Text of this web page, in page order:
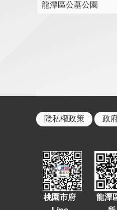
龍潭區公墓公園
隱私權政策 政
桃園市府
龍潭